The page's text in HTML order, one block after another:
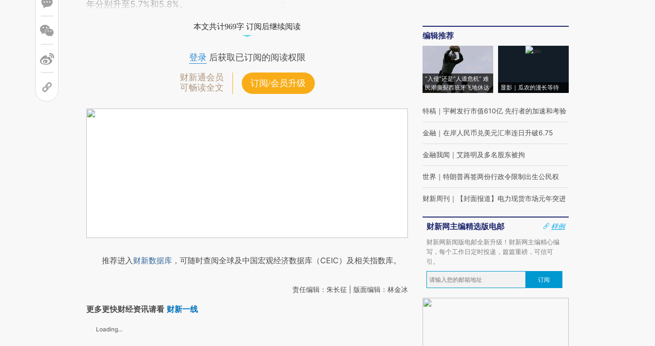
年分别升至5.7%和5.8%。
本文共计969字 订阅后继续阅读
登录后获取已订阅的阅读权限
财新通会员
可畅读全文
订阅/会员升级
推荐进入财新数据库 ，可随时查阅全球及中国宏观经济数据库（CEIC）及相关指数库。
责任编辑：朱长征 | 版面编辑：林金冰
更多更快财经资讯请看 财新一线
Loading...
编辑推荐
“入侵”还是“人道危机” 难
民潮撕裂西班牙飞地休达
显影｜瓜农的漫长等待
特稿 ｜ 宇树发行市值610亿 先行者的加速和考验
金融 ｜ 在岸人民币兑美元汇率连日升破6.75
金融我闻 ｜ 艾路明及多名股东被拘
世界 ｜ 特朗普再签两份行政令限制出生公民权
财新周刊 ｜ 【封面报道】电力现货市场元年突进
财新网主编精选版电邮
样例
财新网新闻版电邮全新升级！财新网主编精心编
写，每个工作日定时投递，篇篇重磅，可信可
引。
订阅